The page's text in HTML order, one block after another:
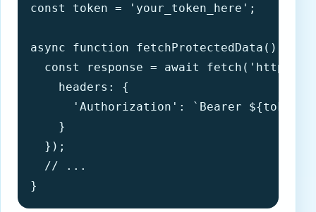
const token = 'your_token_here';
async function fetchProtectedData() {
const response = await
    headers: {
      'Authorization': `Bearer ${token}`
    }
  });
  // ...
}